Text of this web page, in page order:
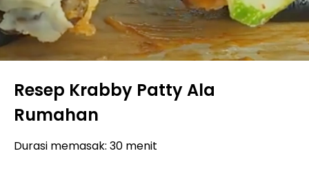
Resep Krabby Patty Ala
Rumahan
Durasi memasak: 30 menit